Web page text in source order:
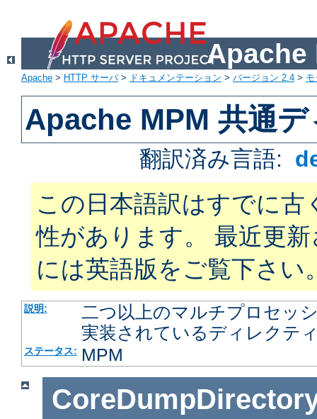
Apache
Apache > HTTP サーバ> ドキュメンテーション > バージョン 2.4 >
Apache MPM 共通
翻訳済み言語:
この日本語訳はすでに古
性があります。 最近更
には英語版をご覧下さい
説明:
二つ以上のマルチプロセッ
実装されているディレクテ
ステータス: MPM